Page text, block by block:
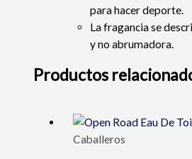
para hacer deporte.
La fragancia se
y no abrumadora.
Productos
Caballeros